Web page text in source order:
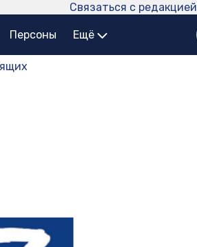
Связаться с редакцией
Персоны Ещё